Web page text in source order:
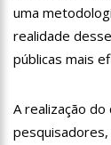
10:06
08:46
14:41 Mais de
uma
realidade
públicas mais
A realização